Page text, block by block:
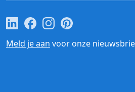
Cateraar.nl op LinkedIn
Cateraar.nl op Facebook
Cateraar.nl op
Cateraar.nl op
Meld je aan voor onze